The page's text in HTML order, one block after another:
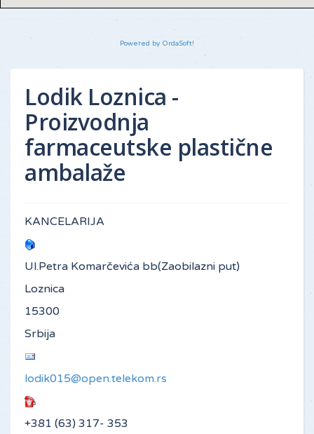
Powered by OrdaSoft!
Lodik Loznica -
Proizvodnja
farmaceutske plastične
ambalaže
KANCELARIJA
Ul.Petra Komarčevića bb(Zaobilazni put)
Loznica
15300
Srbija
lodik015@open.telekom.rs
+381 (63) 317- 353